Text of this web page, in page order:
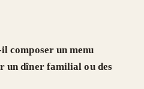
composer un menu
un dîner familial ou des